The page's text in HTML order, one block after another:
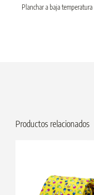
Planchar a baja temperatura
Productos relacionados